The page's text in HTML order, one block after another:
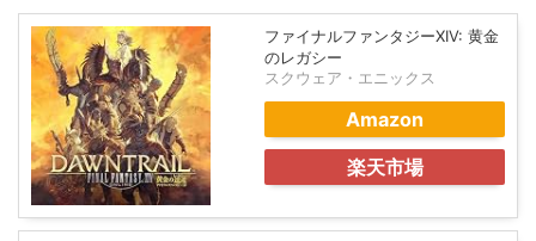
ファイナルファンタジーXIV: 黄金
のレガシー
スクウェア・エニックス
Amazon
楽天市場